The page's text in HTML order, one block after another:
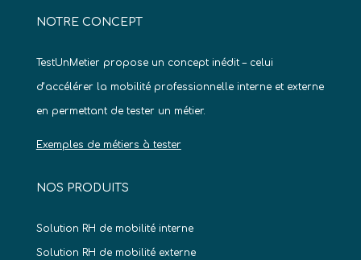
NOTRE CONCEPT
TestUnMetier propose un concept inédit – celui
d’accélérer la mobilité professionnelle interne et externe
en permettant de tester un métier.
Exemples de métiers à tester
NOS PRODUITS
Solution RH de mobilité interne
Solution RH de mobilité externe